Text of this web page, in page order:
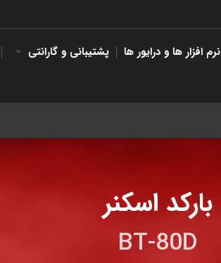
نرم افزار ها و درایور ها پشتیبانی و گارانتی
بارکد اسکنر
BT-80D